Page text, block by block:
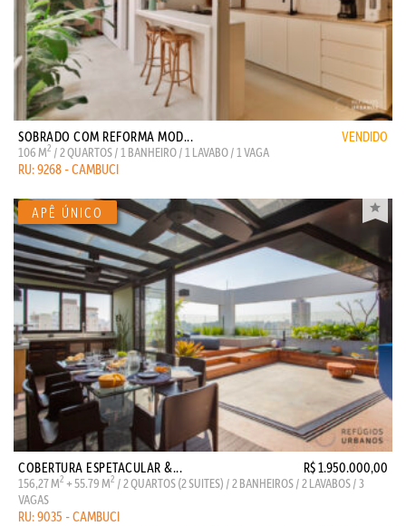
SOBRADO COM REFORMA MOD... VENDIDO
106 M2 / 2 QUARTOS / 1 BANHEIRO / 1 LAVABO / 1 VAGA
RU: 9268 - CAMBUCI
COBERTURA ESPETACULAR &... R$ 1.950.000,00
156,27 M2 + 55.79 M2 / 2 QUARTOS (2 SUITES) / 2 BANHEIROS / 2 LAVABOS / 3
VAGAS
RU: 9035 - CAMBUCI